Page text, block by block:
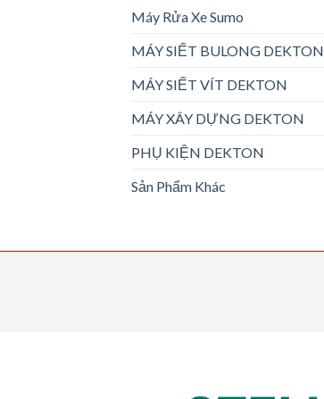
Máy Rửa Xe Sumo
MÁY SIẾT BULONG DEKTON
MÁY SIẾT VÍT DEKTON
MÁY XÂY DỰNG DEKTON
PHỤ KIỆN DEKTON
Sản Phẩm Khác